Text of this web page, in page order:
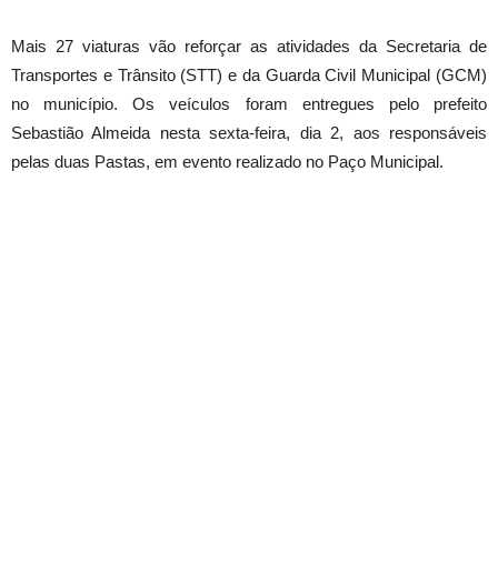
Mais 27 viaturas vão reforçar as atividades da Secretaria de
Transportes e Trânsito (STT) e da Guarda Civil Municipal (GCM)
no município. Os veículos foram entregues pelo prefeito
Sebastião Almeida nesta sexta-feira, dia 2, aos responsáveis
pelas duas Pastas, em evento realizado no Paço Municipal.